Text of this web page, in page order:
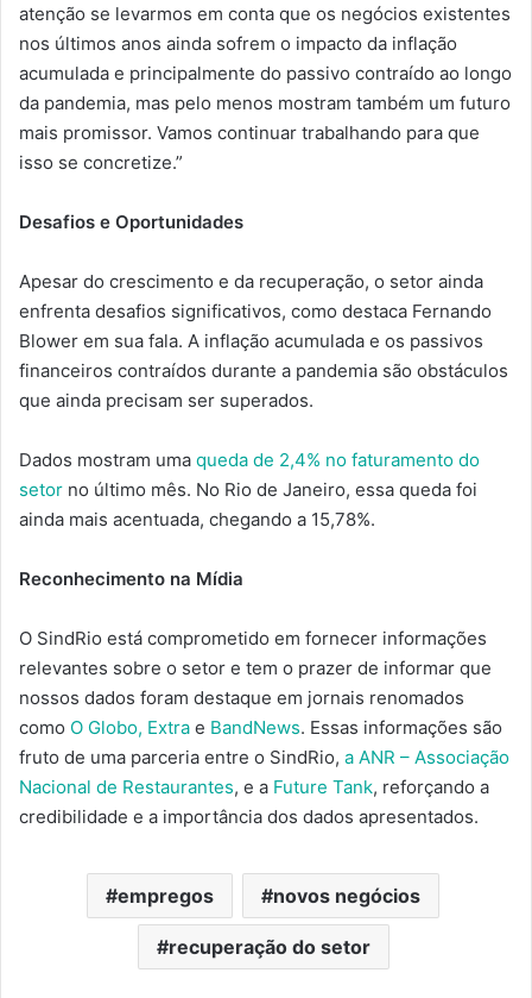
atenção se levarmos em conta que os negócios existentes
nos últimos anos ainda sofrem o impacto da inflação
acumulada e principalmente do passivo contraído ao longo
da pandemia, mas pelo menos mostram também um futuro
mais promissor. Vamos continuar trabalhando para que
isso se concretize.”
Desafios e Oportunidades
Apesar do crescimento e da recuperação, o setor ainda
enfrenta desafios significativos, como destaca Fernando
Blower em sua fala. A inflação acumulada e os passivos
financeiros contraídos durante a pandemia são obstáculos
que ainda precisam ser superados.
Dados mostram uma queda de 2,4% no faturamento do
setor no último mês. No Rio de Janeiro, essa queda foi
ainda mais acentuada, chegando a 15,78%.
Reconhecimento na Mídia
O SindRio está comprometido em fornecer informações
relevantes sobre o setor e tem o prazer de informar que
nossos dados foram destaque em jornais renomados
como O Globo, Extra e BandNews. Essas informações são
fruto de uma parceria entre o SindRio, a ANR – Associação
Nacional de Restaurantes, e a Future Tank, reforçando a
credibilidade e a importância dos dados apresentados.
empregos novos negócios
recuperação do setor